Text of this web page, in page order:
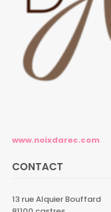
www.noixdarec.com
CONTACT
13 rue Alquier Bouffard